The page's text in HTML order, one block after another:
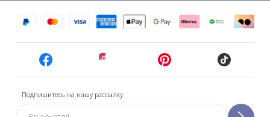
Подпишитесь на нашу рассылку